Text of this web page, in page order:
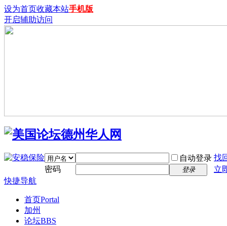
设为首页收藏本站手机版
开启辅助访问
自动登录 找
密码
登录
立
快捷导航
首页Portal
加州
论坛BBS